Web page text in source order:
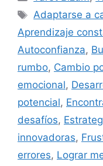
Etiquetas
Adaptarse a
Aprendizaje
Autoconfianza,
rumbo, Cambio
emocional,
potencial,
desafíos,
innovadoras,
errores, Lograr